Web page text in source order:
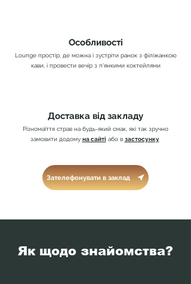
Особливості
Lounge простір, де можна і зустріти ранок з філіжанкою
кави, і провести вечір з п'янкими коктейлями
Доставка від закладу
Різномаїття страв на будь-який смак, які так зручно
замовити додому на сайті або в застосунку
Зателефонувати в заклад
Як щодо знайомства?